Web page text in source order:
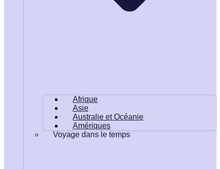
Afrique
Asie
Australie et Océanie
Amériques
Voyage dans le temps